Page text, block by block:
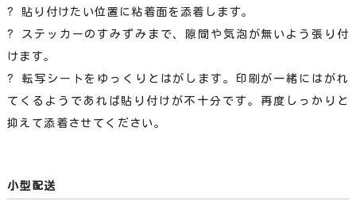
? 貼り付けたい位置に粘着面を添着します。
? ステッカーのすみずみまで、隙間や気泡が無いよう張り付
けます。
? 転写シートをゆっくりとはがします。印刷が一緒にはがれ
てくるようであれば貼り付けが不十分です。再度しっかりと
抑えて添着させてください。
小型配送